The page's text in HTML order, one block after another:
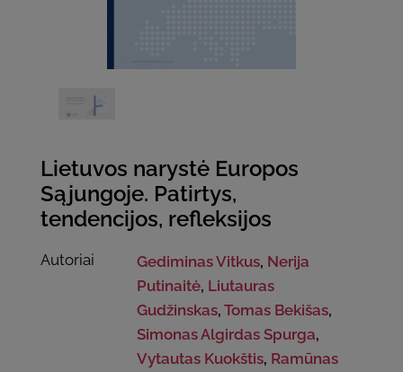
Lietuvos narystė Europos
Sąjungoje. Patirtys,
tendencijos, refleksijos
Autoriai Gediminas Vitkus, Nerija
Putinaitė, Liutauras
Gudžinskas,Tomas Bekišas,
Simonas Algirdas Spurga,
Vytautas Kuokštis, Ramūnas